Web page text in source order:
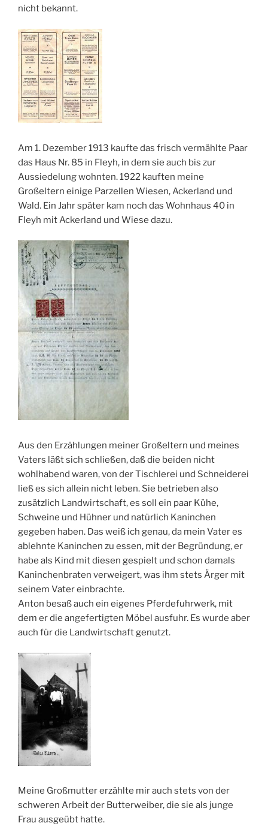
nicht bekannt.
Am 1. Dezember 1913 kaufte das frisch vermählte Paar
das Haus Nr. 85 in Fleyh, in dem sie auch bis zur
Aussiedelung wohnten. 1922 kauften meine
Großeltern einige Parzellen Wiesen, Ackerland und
Wald. Ein Jahr später kam noch das Wohnhaus 40 in
Fleyh mit Ackerland und Wiese dazu.
Aus den Erzählungen meiner Großeltern und meines
Vaters läßt sich schließen, daß die beiden nicht
wohlhabend waren, von der Tischlerei und Schneiderei
ließ es sich allein nicht leben. Sie betrieben also
zusätzlich Landwirtschaft, es soll ein paar Kühe,
Schweine und Hühner und natürlich Kaninchen
gegeben haben. Das weiß ich genau, da mein Vater es
ablehnte Kaninchen zu essen, mit der Begründung, er
habe als Kind mit diesen gespielt und schon damals
Kaninchenbraten verweigert, was ihm stets Ärger mit
seinem Vater einbrachte.
Anton besaß auch ein eigenes Pferdefuhrwerk, mit
dem er die angefertigten Möbel ausfuhr. Es wurde aber
auch für die Landwirtschaft genutzt.
Meine Großmutter erzählte mir auch stets von der
schweren Arbeit der Butterweiber, die sie als junge
Frau ausgeübt hatte.